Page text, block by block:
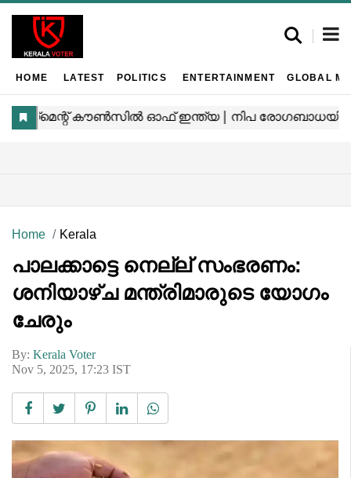
HOME LATEST POLITICS ENTERTAINMENT GLOBAL
Home Kerala
പാലക്കാട്ടെ നെല്ല് സംഭരണം:
ശനിയാഴ്ച മന്ത്രിമാരുടെ യോഗം
ചേരും
By: Kerala Voter
Nov 5, 2025, 17:23 IST